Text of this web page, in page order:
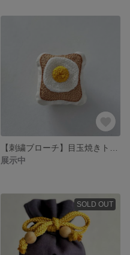
展示中
SOLD OUT